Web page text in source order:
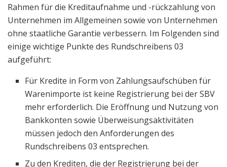
Rahmen für die Kreditaufnahme und -rückzahlung von
Unternehmen im Allgemeinen sowie von Unternehmen
ohne staatliche Garantie verbessern. Im Folgenden sind
einige wichtige Punkte des Rundschreibens 03
aufgeführt:
Für Kredite in Form von Zahlungsaufschüben für
Warenimporte ist keine Registrierung bei der SBV
mehr erforderlich. Die Eröffnung und Nutzung von
Bankkonten sowie Überweisungsaktivitäten
müssen jedoch den Anforderungen des
Rundschreibens 03 entsprechen.
Zu den Krediten, die der Registrierung bei der